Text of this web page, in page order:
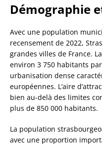
Démographie
Avec une population
recensement de 2022,
grandes villes de France.
environ 3 750 habitants
urbanisation dense
européennes. L’aire
bien au-delà des limites
plus de 850 000 habitants.
La population
avec une proportion